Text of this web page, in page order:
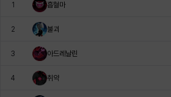
1 흡혈마
2 불괴
3 아드레날린
4 취약